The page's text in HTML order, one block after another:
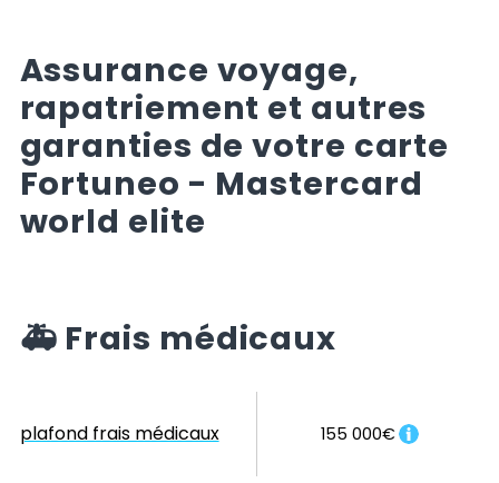
Assurance voyage,
rapatriement et autres
garanties de votre carte
Fortuneo - Mastercard
world elite
🚑 Frais médicaux
plafond frais médicaux 155 000€